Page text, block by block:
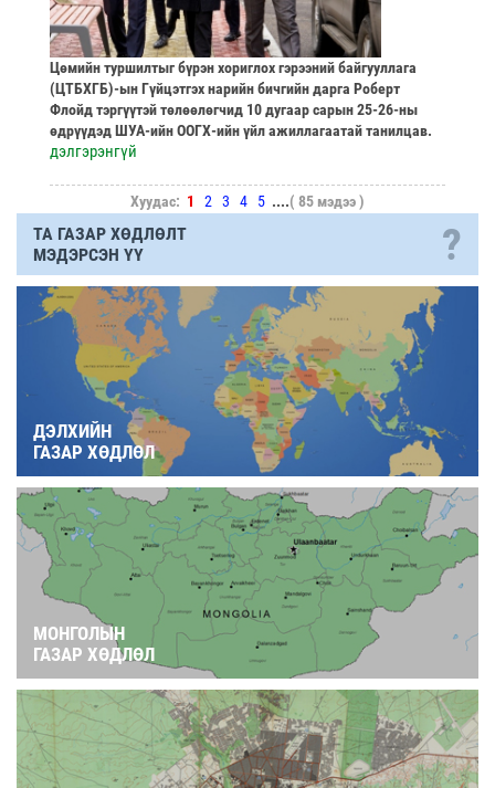
Цөмийн туршилтыг бүрэн хориглох гэрээний байгууллага
(ЦТБХГБ)-ын Гүйцэтгэх нарийн бичгийн дарга Роберт
Флойд тэргүүтэй төлөөлөгчид 10 дугаар сарын 25-26-ны
өдрүүдэд ШУА-ийн ООГХ-ийн үйл ажиллагаатай танилцав.
дэлгэрэнгүй
Хуудас: 1 2 3 4 5 ....( 85 мэдээ )
ТА ГАЗАР ХӨДЛӨЛТ
МЭДЭРСЭН ҮҮ
?
ДЭЛХИЙН
ГАЗАР ХӨДЛӨЛ
МОНГОЛЫН
ГАЗАР ХӨДЛӨЛ